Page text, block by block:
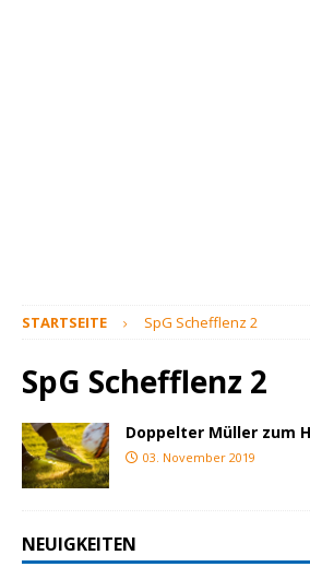
STARTSEITE SpG Schefflenz 2
SpG Schefflenz 2
Doppelter Müller zum
03. November 2019
NEUIGKEITEN